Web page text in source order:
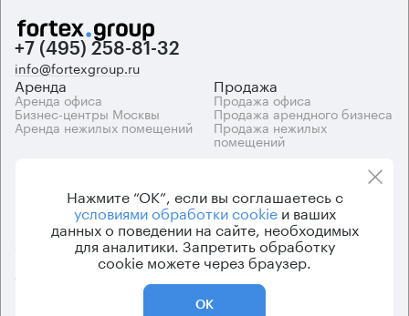
+7 (495) 258-81-32
info@fortexgroup.ru
Аренда
Аренда офиса
Бизнес-центры Москвы
Аренда нежилых помещений
Продажа
Продажа офиса
Продажа арендного бизнеса
Продажа нежилых
помещений
Каталог бизнес-центров О компании
Вакансии
Контакты
© 2026 Fortex.Group. ООО «АРЕНДА ОФИСА», ОГРН 1177746948686,
Нажмите “ОК”, если вы соглашаетесь с
условиями обработки cookieи ваших
данных о поведении на сайте, необходимых
для аналитики. Запретить обработку
cookie можете через браузер.
ОК